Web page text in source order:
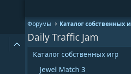
Форумы Каталог собственных
Daily Traffic Jam
Каталог собственных игр
Jewel Match 3